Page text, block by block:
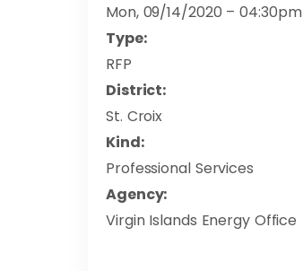
Mon, 09/14/2020 – 04:30pm
Type:
RFP
District:
St. Croix
Kind:
Professional Services
Agency:
Virgin Islands Energy Office